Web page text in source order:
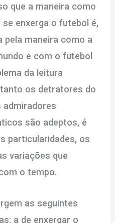
que a maneira como
enxerga o futebol é,
pela maneira como a
e com o futebol
da leitura
os detratores do
são adeptos, é
particularidades, os
variações que
o tempo.
as seguintes
a de enxergar o